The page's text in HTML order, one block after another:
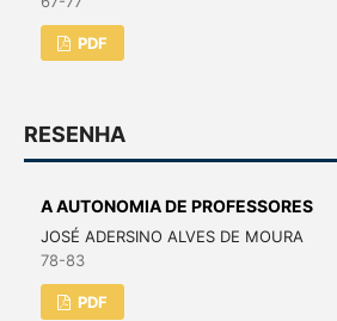
PDF
RESENHA
A AUTONOMIA DE PROFESSORES
JOSÉ ADERSINO ALVES DE MOURA
78-83
PDF